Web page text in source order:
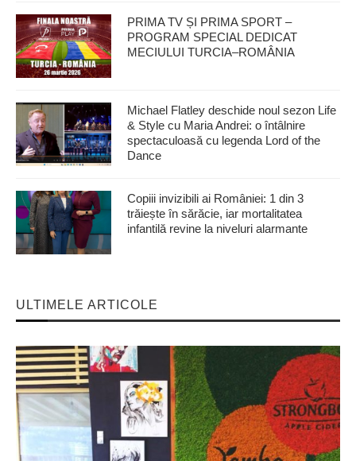
PRIMA TV ȘI PRIMA SPORT –
PROGRAM SPECIAL DEDICAT
MECIULUI TURCIA–ROMÂNIA
Michael Flatley deschide noul sezon Life
& Style cu Maria Andrei: o întâlnire
spectaculoasă cu legenda Lord of the
Dance
Copiii invizibili ai României: 1 din 3
trăiește în sărăcie, iar mortalitatea
infantilă revine la niveluri alarmante
ULTIMELE ARTICOLE